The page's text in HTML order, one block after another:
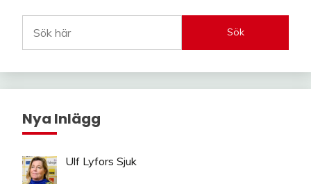
Sök
Nya Inlägg
Ulf Lyfors Sjuk